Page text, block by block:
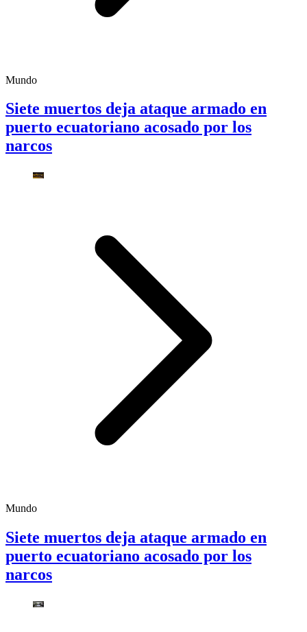
Mundo
Siete muertos deja ataque armado en
puerto ecuatoriano acosado por los
narcos
Mundo
Siete muertos deja ataque armado en
puerto ecuatoriano acosado por los
narcos